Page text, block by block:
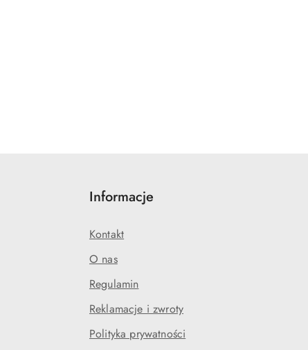
Informacje
Kontakt
O nas
Regulamin
Reklamacje i zwroty
Polityka prywatności